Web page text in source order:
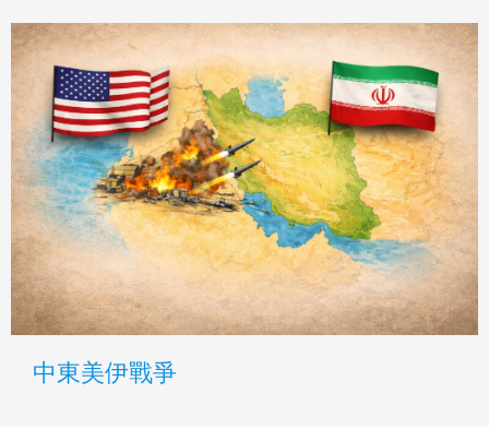
中東美伊戰爭